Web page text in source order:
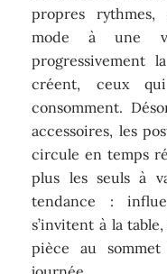
propres rythmes,
mode à une
progressivement
créent, ceux
consomment.
accessoires, les
circule en temps
plus les seuls à
tendance :
s’invitent à la
pièce au